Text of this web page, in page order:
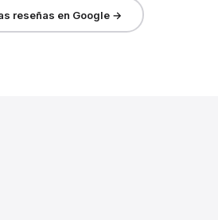
reseñas en Google →